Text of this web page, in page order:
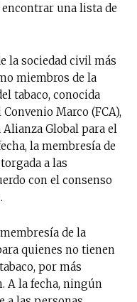
encontrar una lista de
la sociedad civil más
miembros de la
tabaco, conocida
Marco (FCA),
Global para el
la membresía de
a las
con el consenso
de la
quienes no tienen
por más
A la fecha, ningún